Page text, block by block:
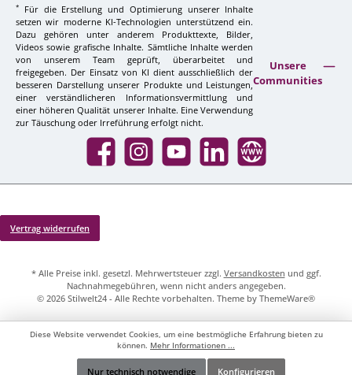
*
Für die Erstellung und Optimierung unserer Inhalte
setzen wir moderne KI-Technologien unterstützend ein.
Dazu gehören unter anderem Produkttexte, Bilder,
Videos sowie grafische Inhalte. Sämtliche Inhalte werden
von unserem Team geprüft, überarbeitet und
freigegeben. Der Einsatz von KI dient ausschließlich der
besseren Darstellung unserer Produkte und Leistungen,
einer verständlicheren Informationsvermittlung und
einer höheren Qualität unserer Inhalte. Eine Verwendung
zur Täuschung oder Irreführung erfolgt nicht.
Unsere
Communities
Facebook InstagramYouTube LinkedIn Website
Vertrag widerrufen
* Alle Preise inkl. gesetzl. Mehrwertsteuer zzgl. Versandkosten und ggf.
Nachnahmegebühren, wenn nicht anders angegeben.
© 2026 Stilwelt24 - Alle Rechte vorbehalten. Theme by ThemeWare®
Diese Website verwendet Cookies, um eine bestmögliche Erfahrung bieten zu
können. Mehr Informationen ...
Nur technisch notwendige Konfigurieren